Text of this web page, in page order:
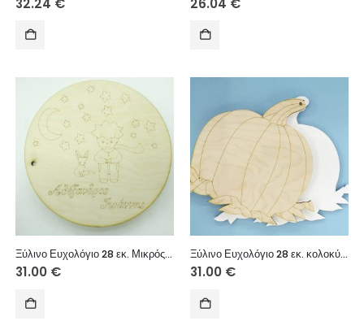
Ξύλινο Ευχολόγιο 28 εκ. Μικρός Πρίγκιππας (περιέχονται 15 φύλλα φύλλα κανσόν λευκά ή ιβουάρ)
31.00 €
Ξύλινο Ευχολόγιο 28 εκ. κολοκύθα (περιέχονται 15 φύλλα φύλλα κανσόν λευκά ή ιβουάρ)
31.00 €